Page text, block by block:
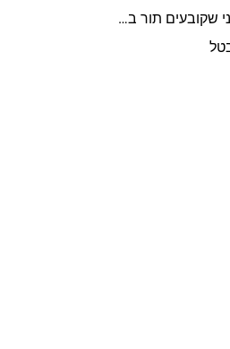
מה תמיד שואלים לפני שקובעים תור במס הכנסה אילת?